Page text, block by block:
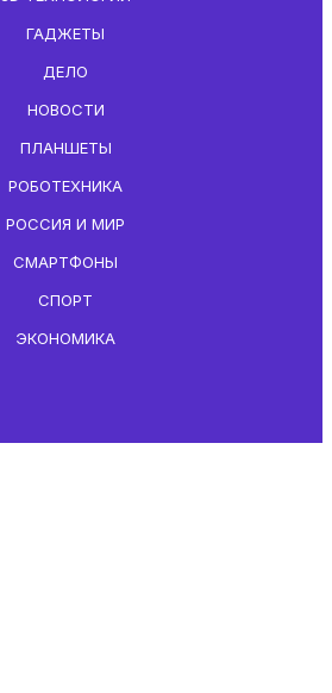
ГАДЖЕТЫ
ДЕЛО
НОВОСТИ
ПЛАНШЕТЫ
РОБОТЕХНИКА
РОССИЯ И МИР
СМАРТФОНЫ
СПОРТ
ЭКОНОМИКА